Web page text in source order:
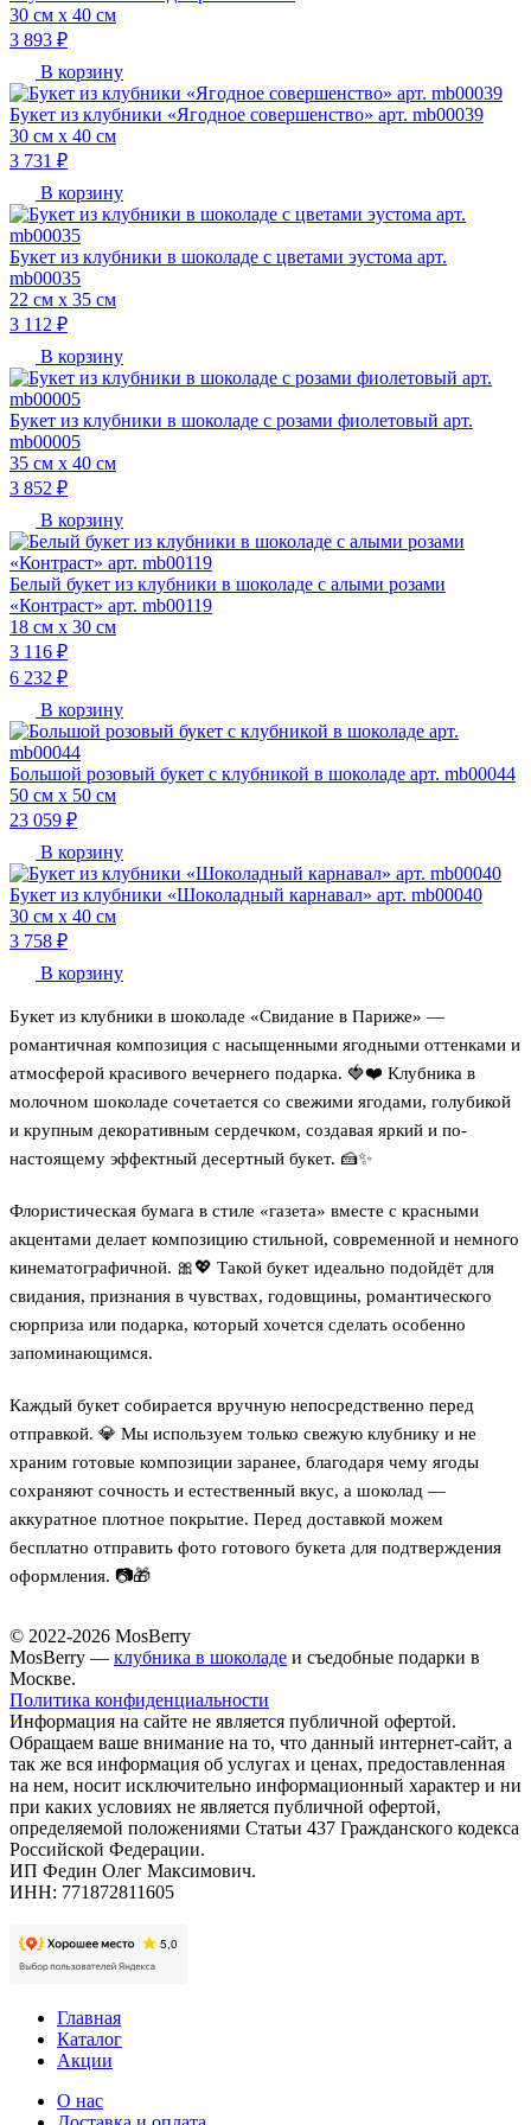
30 см х 40 см
3 893 ₽
В корзину
Букет из клубники «Ягодное совершенство» арт. mb00039
30 см х 40 см
3 731 ₽
В корзину
Букет из клубники в шоколаде с цветами эустома арт.
mb00035
22 см х 35 см
3 112 ₽
В корзину
Букет из клубники в шоколаде с розами фиолетовый арт.
mb00005
35 см х 40 см
3 852 ₽
В корзину
Белый букет из клубники в шоколаде с алыми розами
«Контраст» арт. mb00119
18 см х 30 см
3 116 ₽
6 232 ₽
В корзину
Большой розовый букет с клубникой в шоколаде арт. mb00044
50 см х 50 см
23 059 ₽
В корзину
Букет из клубники «Шоколадный карнавал» арт. mb00040
30 см х 40 см
3 758 ₽
В корзину
Букет из клубники в шоколаде «Свидание в Париже» —
романтичная композиция с насыщенными ягодными оттенками и
атмосферой красивого вечернего подарка. 🍓❤️ Клубника в
молочном шоколаде сочетается со свежими ягодами, голубикой
и крупным декоративным сердечком, создавая яркий и по-
настоящему эффектный десертный букет. 🍰✨
Флористическая бумага в стиле «газета» вместе с красными
акцентами делает композицию стильной, современной и немного
кинематографичной. 🎀💖 Такой букет идеально подойдёт для
свидания, признания в чувствах, годовщины, романтического
сюрприза или подарка, который хочется сделать особенно
запоминающимся.
Каждый букет собирается вручную непосредственно перед
отправкой. 💎 Мы используем только свежую клубнику и не
храним готовые композиции заранее, благодаря чему ягоды
сохраняют сочность и естественный вкус, а шоколад —
аккуратное плотное покрытие. Перед доставкой можем
бесплатно отправить фото готового букета для подтверждения
оформления. 📷🎁
© 2022-2026 MosBerry
MosBerry — клубника в шоколаде и съедобные подарки в
Москве.
Политика конфиденциальности
Информация на сайте не является публичной офертой.
Обращаем ваше внимание на то, что данный интернет-сайт, а
так же вся информация об услугах и ценах, предоставленная
на нем, носит исключительно информационный характер и ни
при каких условиях не является публичной офертой,
определяемой положениями Статьи 437 Гражданского кодекса
Российской Федерации.
ИП Федин Олег Максимович.
ИНН: 771872811605
Главная
Каталог
Акции
О нас